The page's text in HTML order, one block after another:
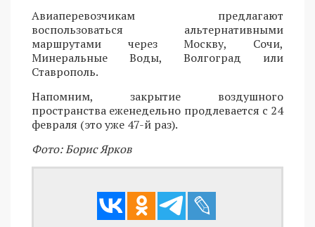
Авиаперевозчикам предлагают
воспользоваться альтернативными
маршрутами через Москву, Сочи,
Минеральные Воды, Волгоград или
Ставрополь.
Напомним, закрытие воздушного
пространства еженедельно продлевается с 24
февраля (это уже 47-й раз).
Фото: Борис Ярков